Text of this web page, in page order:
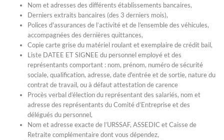
Nom et adresses des différents établissements bancaires,
Derniers extraits bancaires (des 3 derniers mois),
Polices d'assurances de l’activité et de l’ensemble des véhicules,
accompagnées des dernières quittances,
Copie carte grise du matériel roulant et exemplaire de crédit bail,
Liste DATEE ET SIGNEE du personnel employé et des
représentants comportant : nom, prénom, numéro de sécurité
sociale, qualification, adresse, date d'entrée et de sortie, nature du
contrat de travail, ou à défaut attestation de carence
Procès verbal d’élection du représentant des salariés, nom et
adresse des représentants du Comité d’Entreprise et des
délégués du personnel,
Nom et adresse exacte de l’URSSAF, ASSEDIC et Caisse de
Retraite complémentaire dont vous dépendez,